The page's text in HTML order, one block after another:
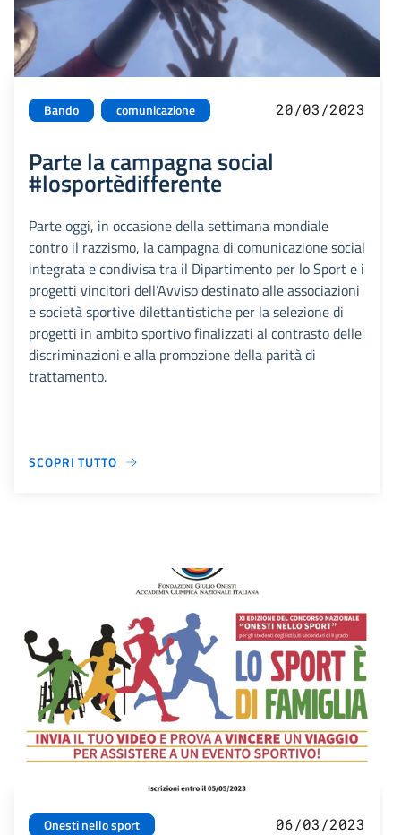
Bando comunicazione 20/03/2023
Parte la campagna social
#losportèdifferente
Parte oggi, in occasione della settimana mondiale
contro il razzismo, la campagna di comunicazione social
integrata e condivisa tra il Dipartimento per lo Sport e i
progetti vincitori dell’Avviso destinato alle associazioni
e società sportive dilettantistiche per la selezione di
progetti in ambito sportivo finalizzati al contrasto delle
discriminazioni e alla promozione della parità di
trattamento.
SCOPRI TUTTO
Onesti nello sport 06/03/2023